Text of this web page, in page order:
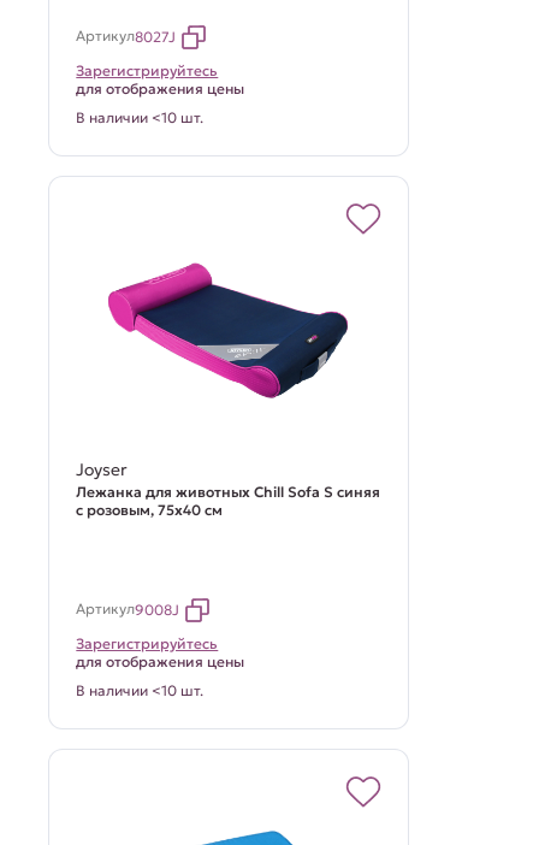
Артикул8027J
Зарегистрируйтесь
для отображения цены
В наличии <10 шт.
Joyser
Лежанка для животных Chill Sofa S синяя
с розовым, 75x40 см
Артикул9008J
Зарегистрируйтесь
для отображения цены
В наличии <10 шт.